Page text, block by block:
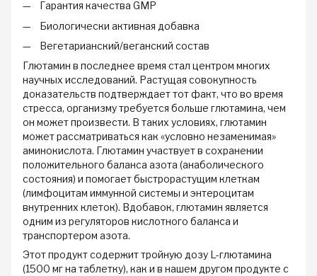
Гарантия качества GMP
Биологически активная добавка
Вегетарианский/веганский состав
Глютамин в последнее время стал центром многих
научных исследований. Растущая совокупность
доказательств подтверждает тот факт, что во время
стресса, организму требуется больше глютамина, чем
он может произвести. В таких условиях, глютамин
может рассматриваться как «условно незаменимая»
аминокислота. Глютамин участвует в сохранении
положительного баланса азота (анаболического
состояния) и помогает быстрорастущим клеткам
(лимфоцитам иммунной системы и энтероцитам
внутренних клеток). Вдобавок, глютамин является
одним из регуляторов кислотного баланса и
транспортером азота.
Этот продукт содержит тройную дозу L-глютамина
(1500 мг на таблетку), как и в нашем другом продукте с